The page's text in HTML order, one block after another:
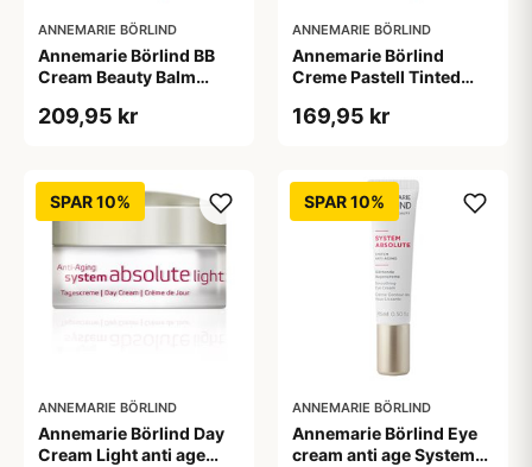
ANNEMARIE BÖRLIND
Annemarie Börlind BB
Cream Beauty Balm
209,95 kr
ANNEMARIE BÖRLIND
Annemarie Börlind
Creme Pastell Tinted
Apricot 30 ml
169,95 kr
SPAR 10%
ANNEMARIE BÖRLIND
Annemarie Börlind Day
Cream Light anti age
SPAR 10%
ANNEMARIE BÖRLIND
Annemarie Börlind Eye
cream anti age System